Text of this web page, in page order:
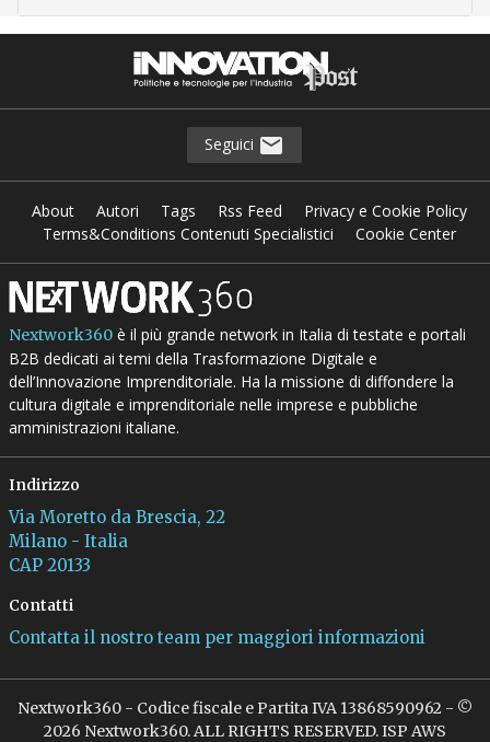
Seguici
About Autori Tags Rss Feed
Privacy e Cookie Policy
Terms&Conditions Contenuti Specialistici
Cookie Center
Nextwork360è il più grande network in Italia di testate e portali
B2B dedicati ai temi della Trasformazione Digitale e
dell’Innovazione Imprenditoriale. Ha la missione di diffondere la
cultura digitale e imprenditoriale nelle imprese e pubbliche
amministrazioni italiane.
Indirizzo
Via Moretto da Brescia, 22
Milano - Italia
CAP 20133
Contatti
Contatta il nostro team per maggiori informazioni
Nextwork360 - Codice fiscale e Partita IVA 13868590962 - ©
2026 Nextwork360. ALL RIGHTS RESERVED. ISP AWS